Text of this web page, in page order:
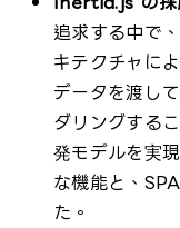
追求する中で
キテクチャに
データを渡し
ダリングする
発モデルを実
な機能と、
た。